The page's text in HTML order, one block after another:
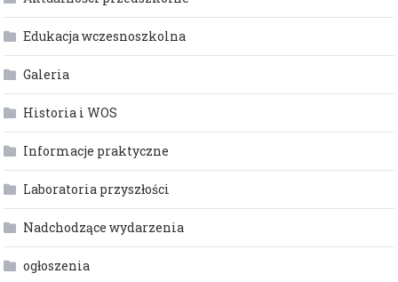
Edukacja wczesnoszkolna
Galeria
Historia i WOS
Informacje praktyczne
Laboratoria przyszłości
Nadchodzące wydarzenia
ogłoszenia